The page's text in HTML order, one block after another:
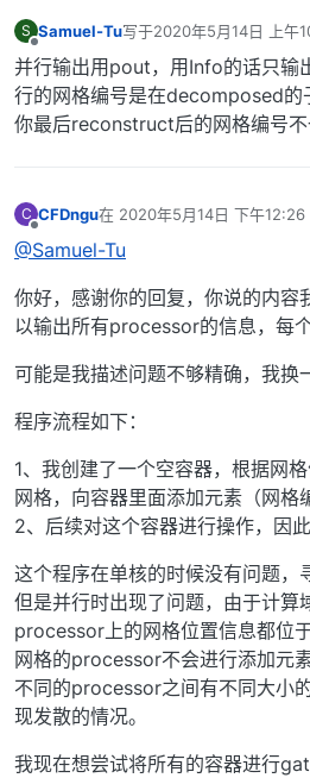
S
离线
Samuel-Tu写于2020年5月14日 上午
最后由 编辑
并行输出用pout，用Info的话只输
行的网格编号是在decomposed的
你最后reconstruct后的网格编号
C CFDngu在 2020年5月14日 下午12:26
最后由 编辑
@Samuel-Tu
你好，感谢你的回复，你说的内容
以输出所有processor的信息，每
可能是我描述问题不够精确，我换
程序流程如下：
1、我创建了一个空容器，根据网
网格，向容器里面添加元素（网格
2、后续对这个容器进行操作，因
这个程序在单核的时候没有问题，
但是并行时出现了问题，由于计算
processor上的网格位置信息都位
网格的processor不会进行添加元
不同的processor之间有不同大小
现发散的情况。
我现在想尝试将所有的容器进行